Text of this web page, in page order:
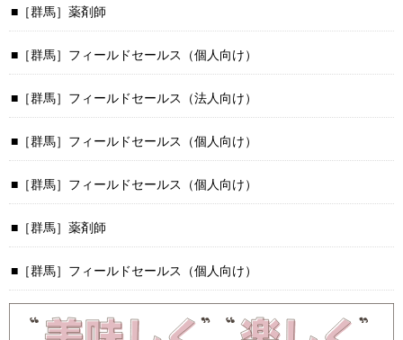
［群馬］薬剤師
［群馬］フィールドセールス（個人向け）
［群馬］フィールドセールス（法人向け）
［群馬］フィールドセールス（個人向け）
［群馬］フィールドセールス（個人向け）
［群馬］薬剤師
［群馬］フィールドセールス（個人向け）